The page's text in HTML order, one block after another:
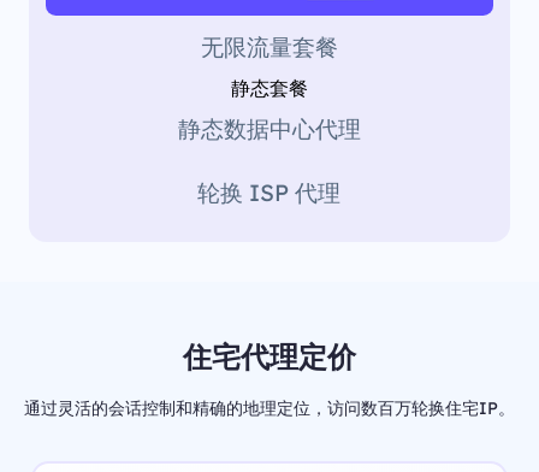
无限流量套餐
静态套餐
静态数据中心代理
轮换 ISP 代理
住宅代理定价
通过灵活的会话控制和精确的地理定位，访问数百万轮换住宅IP。